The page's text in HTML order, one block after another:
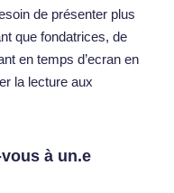
de présenter plus
que fondatrices, de
en temps d’ecran en
la lecture aux
à un.e